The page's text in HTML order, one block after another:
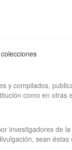
y compilados,
como en otras
investigadores de
sean